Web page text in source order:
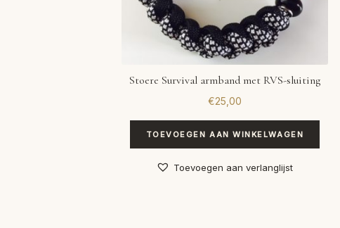
Stoere Survival armband met RVS-sluiting
€25,00
TOEVOEGEN AAN WINKELWAGEN
Toevoegen aan verlanglijst